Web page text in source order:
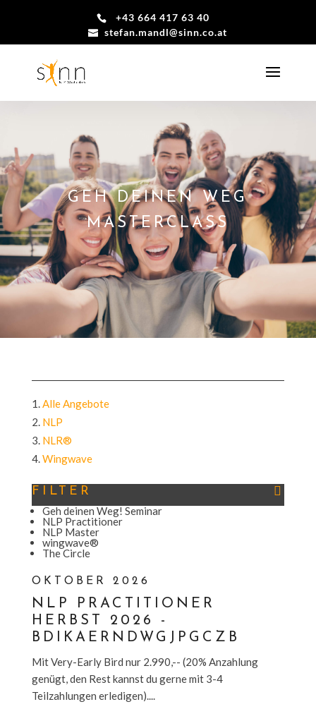
+43 664 417 63 40
stefan.mandl@sinn.co.at
GEH DEINEN WEG
MASTERCLASS
Alle Angebote
NLP
NLR®
Wingwave
FILTER
Geh deinen Weg! Seminar
NLP Practitioner
NLP Master
wingwave®
The Circle
OKTOBER 2026
NLP PRACTITIONER
HERBST 2026 -
BDIKAERNDWGJPGCZB
Mit Very-Early Bird nur 2.990,-- (20% Anzahlung
genügt, den Rest kannst du gerne mit 3-4
Teilzahlungen erledigen)....